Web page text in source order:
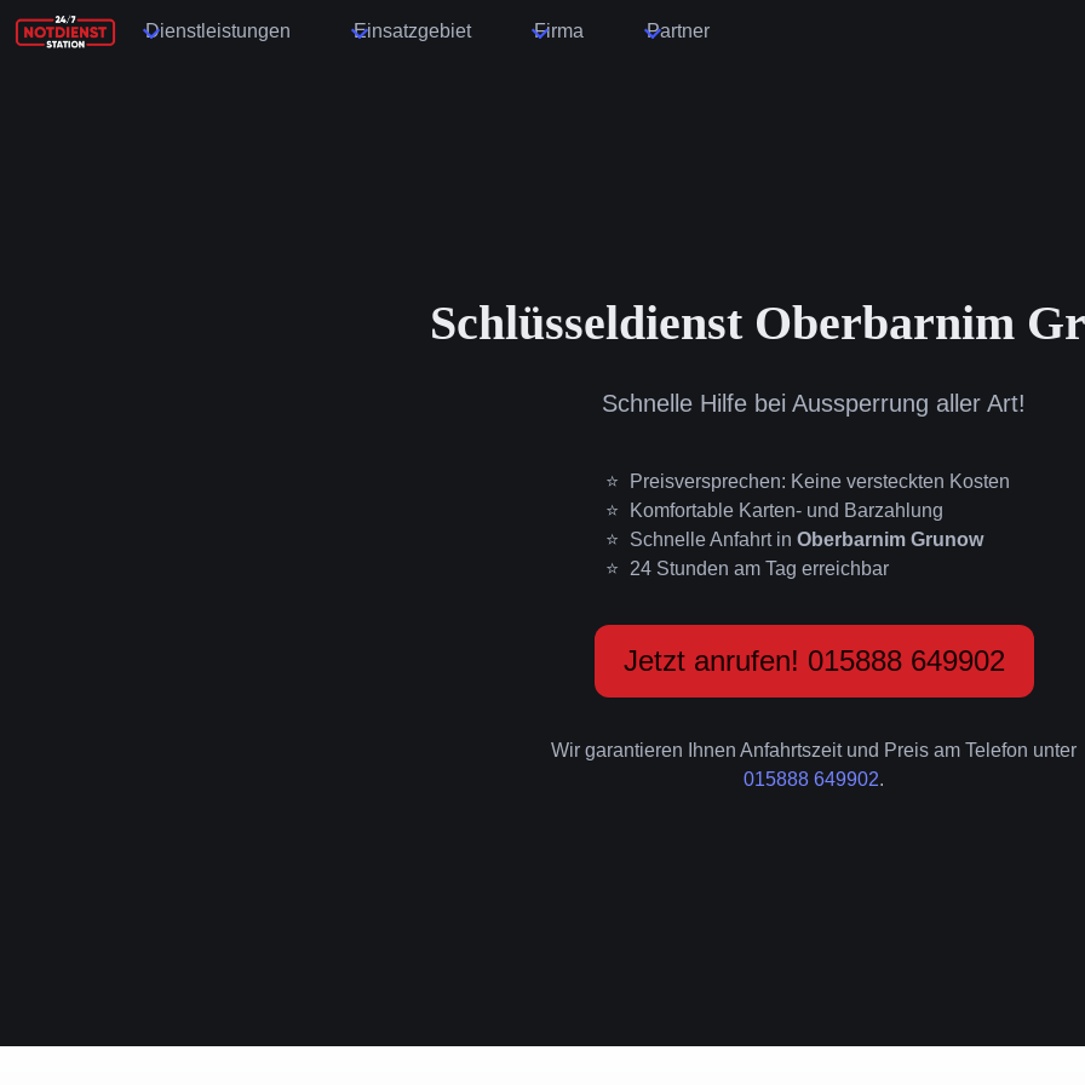
Dienstleistungen Einsatzgebiet Firma Partner
Schlüsseldienst Oberbarnim
Schnelle Hilfe bei Aussperrung aller Art!
Preisversprechen: Keine versteckten Kosten
Komfortable Karten- und Barzahlung
Schnelle Anfahrt in Oberbarnim Grunow
24 Stunden am Tag erreichbar
Jetzt anrufen! 015888 649902
Wir garantieren Ihnen Anfahrtszeit und Preis am Telefon unter
015888 649902.